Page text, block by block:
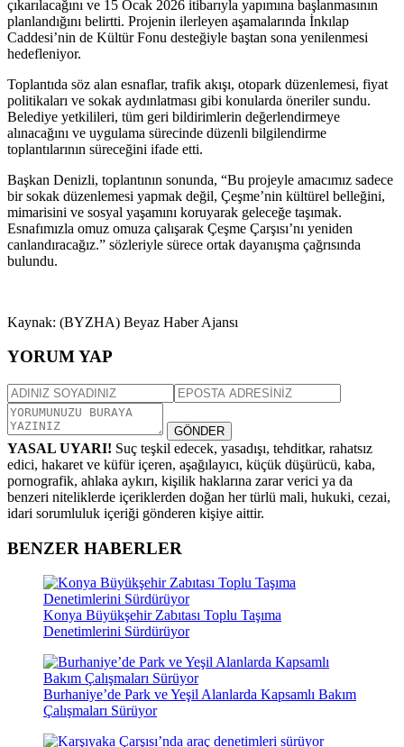
çıkarılacağını ve 15 Ocak 2026 itibarıyla yapımına başlanmasının
planlandığını belirtti. Projenin ilerleyen aşamalarında İnkılap
Caddesi’nin de Kültür Fonu desteğiyle baştan sona yenilenmesi
hedefleniyor.
Toplantıda söz alan esnaflar, trafik akışı, otopark düzenlemesi, fiyat
politikaları ve sokak aydınlatması gibi konularda öneriler sundu.
Belediye yetkilileri, tüm geri bildirimlerin değerlendirmeye
alınacağını ve uygulama sürecinde düzenli bilgilendirme
toplantılarının süreceğini ifade etti.
Başkan Denizli, toplantının sonunda, “Bu projeyle amacımız sadece
bir sokak düzenlemesi yapmak değil, Çeşme’nin kültürel belleğini,
mimarisini ve sosyal yaşamını koruyarak geleceğe taşımak.
Esnafımızla omuz omuza çalışarak Çeşme Çarşısı’nı yeniden
canlandıracağız.” sözleriyle sürece ortak dayanışma çağrısında
bulundu.
Kaynak: (BYZHA) Beyaz Haber Ajansı
YORUM YAP
GÖNDER
YASAL UYARI! Suç teşkil edecek, yasadışı, tehditkar, rahatsız
edici, hakaret ve küfür içeren, aşağılayıcı, küçük düşürücü, kaba,
pornografik, ahlaka aykırı, kişilik haklarına zarar verici ya da
benzeri niteliklerde içeriklerden doğan her türlü mali, hukuki, cezai,
idari sorumluluk içeriği gönderen kişiye aittir.
BENZER HABERLER
Konya Büyükşehir Zabıtası Toplu Taşıma
Denetimlerini Sürdürüyor
Burhaniye’de Park ve Yeşil Alanlarda Kapsamlı Bakım
Çalışmaları Sürüyor